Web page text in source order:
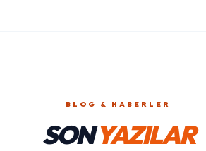
BLOG & HABERLER
SONYAZILAR